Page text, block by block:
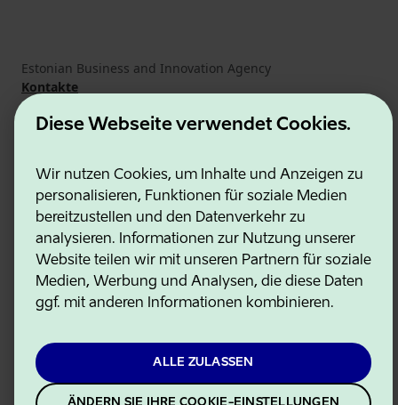
Diese Webseite verwendet Cookies.
Wir nutzen Cookies, um Inhalte und Anzeigen zu
personalisieren, Funktionen für soziale Medien
bereitzustellen und den Datenverkehr zu
analysieren. Informationen zur Nutzung unserer
Website teilen wir mit unseren Partnern für soziale
Medien, Werbung und Analysen, die diese Daten
ggf. mit anderen Informationen kombinieren.
ALLE ZULASSEN
Estonian Business and Innovation Agency
Kontakte
Kooperationspartner
Nutzungsbedingungen